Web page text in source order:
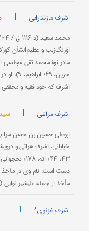
اشرف مازندرانی |
اورنگ‌زیب و عظیم‌الشأن
حزین،
اشرف كه خود فقیه و محققی
اشرف مراغی |
دست است. نام وی در مآخذ
مأخذ از جمله علیشیر نوایی (ص ۱۱) و
اشرف غزنوی* |